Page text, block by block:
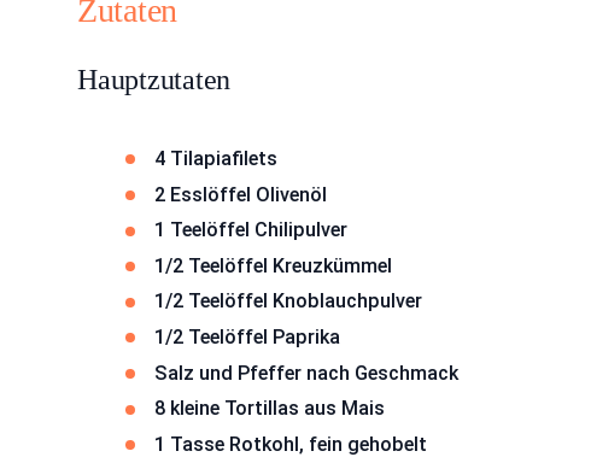
Zutaten
Hauptzutaten
4 Tilapiafilets
2 Esslöffel Olivenöl
1 Teelöffel Chilipulver
1/2 Teelöffel Kreuzkümmel
1/2 Teelöffel Knoblauchpulver
1/2 Teelöffel Paprika
Salz und Pfeffer nach Geschmack
8 kleine Tortillas aus Mais
1 Tasse Rotkohl, fein gehobelt